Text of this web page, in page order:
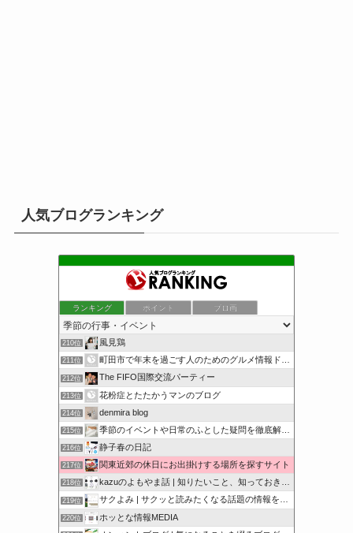
人気ブログランキング
ランキング ポイント ブロ画
210位 風見鶏
211位 町田市で年末を過ごす人のためのグルメ情報ドットコム
212位 The FIFO国際交流パーティー
213位 花粉症とたたかうマンのブログ
214位 denmira blog
215位 季節のイベントや日常のふとした疑問を徹底解説！
216位 静子春の日記
217位 関東近郊の休日にお出掛けする場所を探すサイト
218位 kazuのよもやま話 | 知りたいこと、知っておきたいこと…
219位 サクよみ | サクッと読みたくなる話題の情報を随時発信！
220位 ホッとな情報MEDIA